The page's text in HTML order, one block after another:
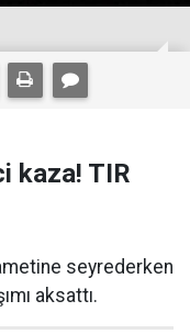
kaza! TIR
seyrederken
aksattı.